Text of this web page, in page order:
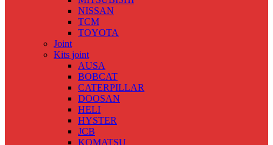
NISSAN
TCM
TOYOTA
Joint
Kits joint
AUSA
BOBCAT
CATERPILLAR
DOOSAN
HELI
HYSTER
JCB
KOMATSU